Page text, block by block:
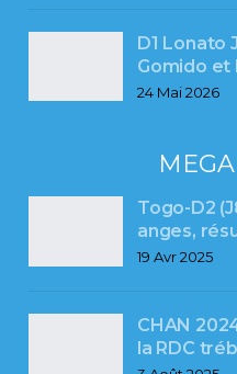
D1 Lonato
Gomido et
24 Mai 2026
Togo-D2
anges,
19 Avr 2025
CHAN
la RDC